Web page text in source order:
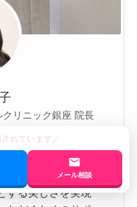
リニック銀座 院長
林万里子と申しま
門医および日本美容
、美容医療に携わっ
する美しさを実現
れています／
メール相談